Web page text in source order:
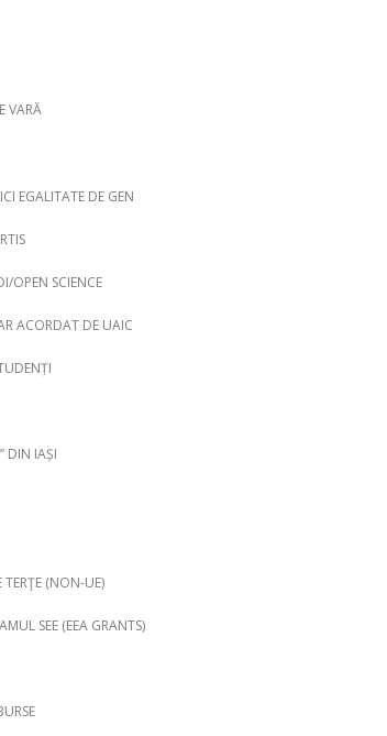
VARĂ
EGALITATE DE GEN
OPEN SCIENCE
ACORDAT DE UAIC
DIN IAȘI
TERŢE (NON-UE)
SEE (EEA GRANTS)